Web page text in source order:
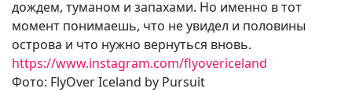
дождем, туманом и запахами. Но именно в тот
момент понимаешь, что не увидел и половины
острова и что нужно вернуться вновь.
https://www.instagram.com/flyovericeland
Фото: FlyOver Iceland by Pursuit